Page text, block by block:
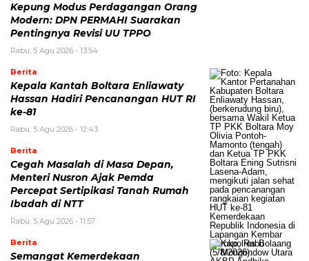
Kepung Modus Perdagangan Orang
Modern: DPN PERMAHI Suarakan
Pentingnya Revisi UU TPPO
Rabu, 5 Agu 2026 - 13:54
Berita
‎Kepala Kantah Boltara Enliawaty
Hassan Hadiri Pencanangan HUT RI
ke-81
Rabu, 5 Agu 2026 - 12:43
Berita
Cegah Masalah di Masa Depan,
Menteri Nusron Ajak Pemda
Percepat Sertipikasi Tanah Rumah
Ibadah di NTT
Rabu, 5 Agu 2026 - 11:57
Berita
‎Semangat Kemerdekaan